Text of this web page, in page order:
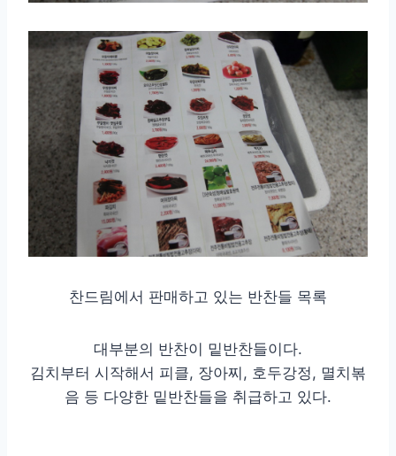
찬드림에서 판매하고 있는 반찬들 목록
대부분의 반찬이 밑반찬들이다.
김치부터 시작해서 피클, 장아찌, 호두강정, 멸치볶
음 등 다양한 밑반찬들을 취급하고 있다.